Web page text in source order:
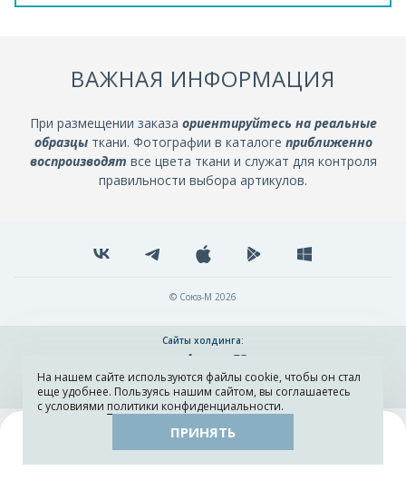
Каталог Остатки тканей
ВАЖНАЯ ИНФОРМАЦИЯ
При размещении заказа ориентируйтесь на реальные
образцыткани. Фотографии в каталоге приближенно
воспроизводят все цвета ткани и служат для контроля
правильности выбора артикулов.
© Союз-М 2026
Сайты холдинга:
Разработка и поддержка сайта ADN
На нашем сайте используются файлы cookie, чтобы он стал
еще удобнее. Пользуясь нашим сайтом, вы соглашаетесь
с условиями политики конфиденциальности.
ПРИНЯТЬ